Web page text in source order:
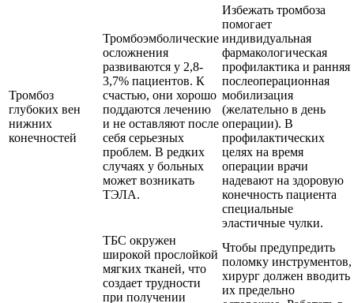
Тромбоз
глубоких вен
нижних
конечностей
Тромбоэмболические
осложнения
развиваются у 2,8-
3,7% пациентов. К
счастью, они хорошо
поддаются лечению
и не оставляют после
себя серьезных
проблем. В редких
случаях у больных
может возникать
ТЭЛА.
Избежать тромбоза
помогает
индивидуальная
фармакологическая
профилактика и ранняя
послеоперационная
мобилизация
(желательно в день
операции). В
профилактических
целях на время
операции врачи
надевают на здоровую
конечность пациента
специальные
эластичные чулки.
ТБС окружен
широкой прослойкой
мягких тканей, что
создает трудности
при получении
Чтобы предупредить
поломку инструментов,
хирург должен вводить
их предельно